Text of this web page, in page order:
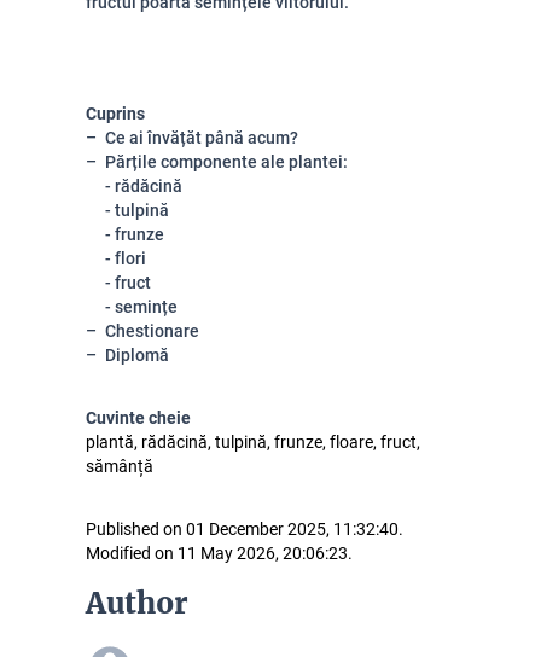
Cuprins
Ce ai învățăt până acum?
Părțile componente ale plantei:
- rădăcină
- tulpină
- frunze
- flori
- fruct
- semințe
Chestionare
Diplomă
Cuvinte cheie
plantă, rădăcină, tulpină, frunze, floare, fruct,
sămânță
Published on 01 December 2025, 11:32:40.
Modified on 11 May 2026, 20:06:23.
Author